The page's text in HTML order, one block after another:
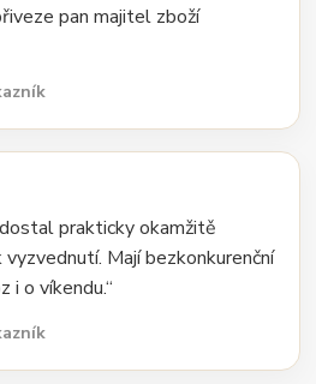
pan majitel zboží
prakticky okamžitě
Mají bezkonkurenční
i o víkendu.“